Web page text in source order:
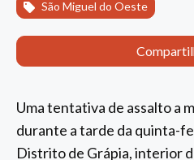
São Miguel do Oeste
Uma tentativa de assalto a
durante a tarde da quinta-
Distrito de Grápia, interior